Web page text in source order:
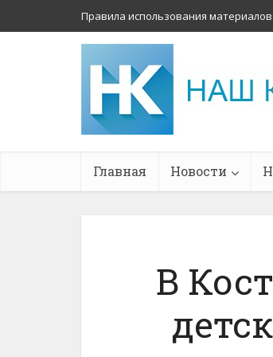
Правила использования материалов
Главная Новости
В